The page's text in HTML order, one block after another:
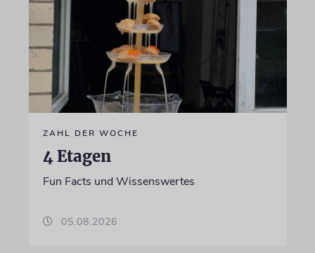
ZAHL DER WOCHE
4 Etagen
Fun Facts und Wissenswertes
05.08.2026